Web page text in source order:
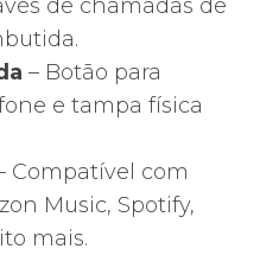
de chamadas de
– Botão para
e tampa física
Compatível com
Music, Spotify,
mais.